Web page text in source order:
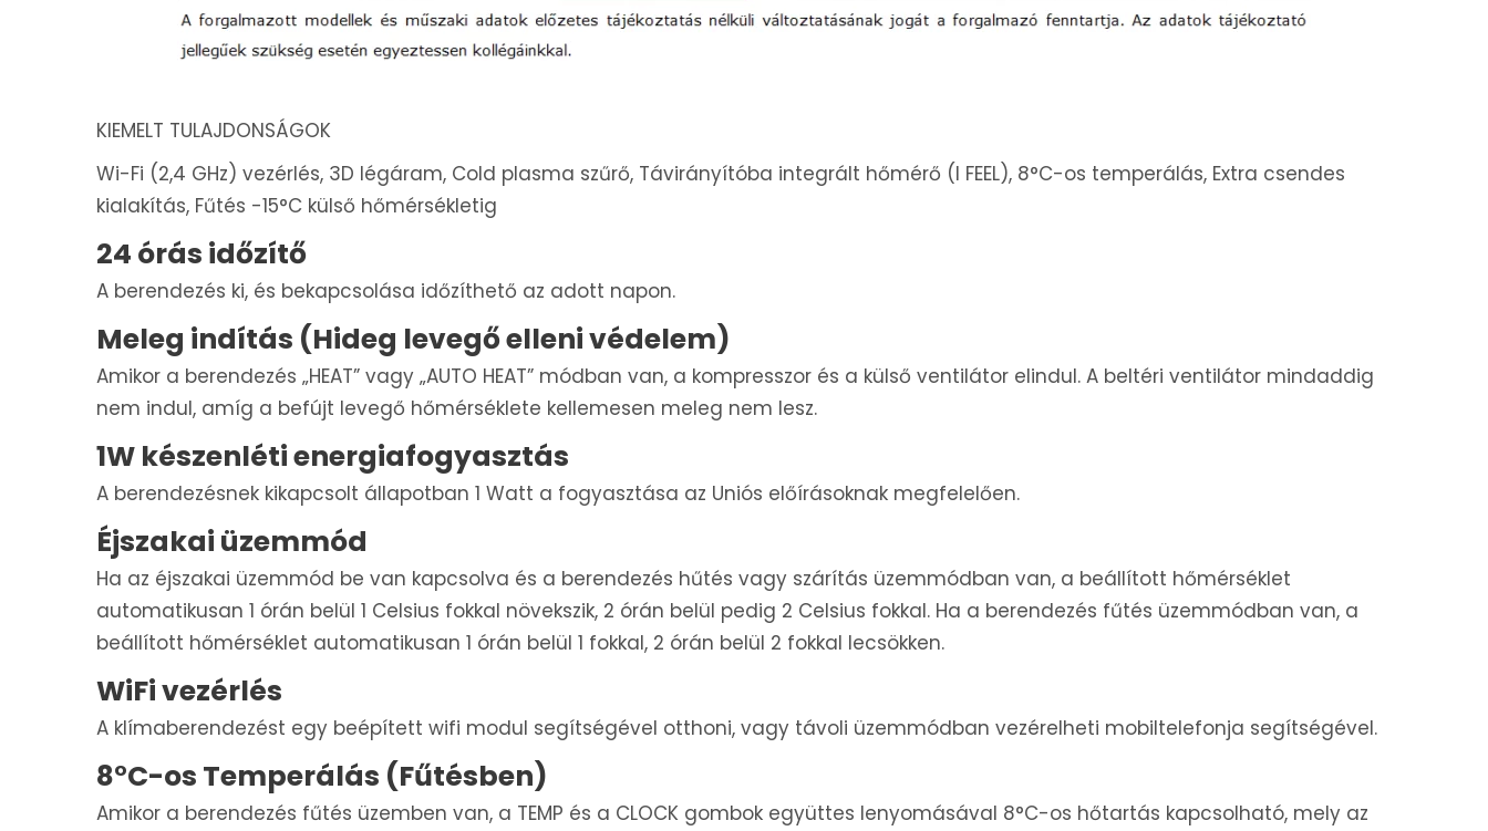
KIEMELT TULAJDONSÁGOK
Wi-Fi (2,4 GHz) vezérlés, 3D légáram, Cold plasma szűrő, Távirányítóba integrált hőmérő (I FEEL), 8°C-os temperálás, Extra csendes
kialakítás, Fűtés -15°C külső hőmérsékletig
24 órás időzítő
A berendezés ki, és bekapcsolása időzíthető az adott napon.
Meleg indítás (Hideg levegő elleni védelem)
Amikor a berendezés „HEAT” vagy „AUTO HEAT” módban van, a kompresszor és a külső ventilátor elindul. A beltéri ventilátor mindaddig
nem indul, amíg a befújt levegő hőmérséklete kellemesen meleg nem lesz.
1W készenléti energiafogyasztás
A berendezésnek kikapcsolt állapotban 1 Watt a fogyasztása az Uniós előírásoknak megfelelően.
Éjszakai üzemmód
Ha az éjszakai üzemmód be van kapcsolva és a berendezés hűtés vagy szárítás üzemmódban van, a beállított hőmérséklet
automatikusan 1 órán belül 1 Celsius fokkal növekszik, 2 órán belül pedig 2 Celsius fokkal. Ha a berendezés fűtés üzemmódban van, a
beállított hőmérséklet automatikusan 1 órán belül 1 fokkal, 2 órán belül 2 fokkal lecsökken.
WiFi vezérlés
A klímaberendezést egy beépített wifi modul segítségével otthoni, vagy távoli üzemmódban vezérelheti mobiltelefonja segítségével.
8°C-os Temperálás (Fűtésben)
Amikor a berendezés fűtés üzemben van, a TEMP és a CLOCK gombok együttes lenyomásával 8°C-os hőtartás kapcsolható, mely az